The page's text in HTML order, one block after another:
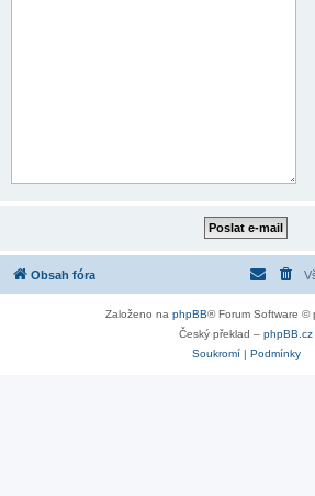
Obsah fóra
Založeno na phpBB® Forum Software ©
Český překlad – phpBB.cz
Soukromí| Podmínky